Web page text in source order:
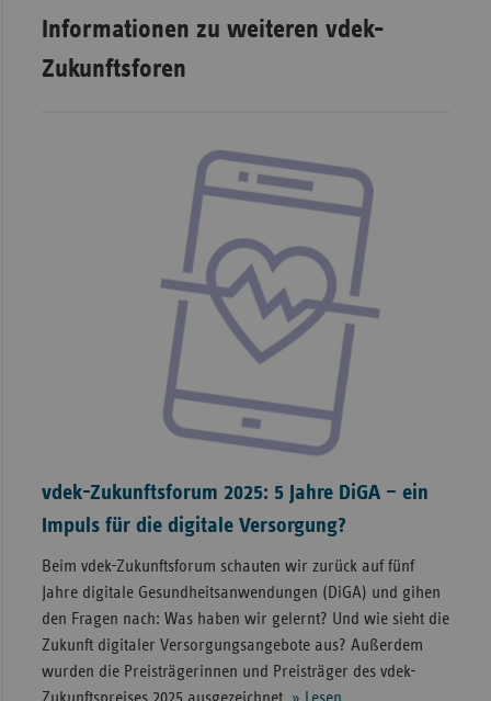
Informationen zu weiteren vdek-
Zukunftsforen
vdek-Zukunftsforum 2025: 5 Jahre DiGA – ein
Impuls für die digitale Versorgung?
Beim vdek-Zukunftsforum schauten wir zurück auf fünf
Jahre digitale Gesundheitsanwendungen (DiGA) und gihen
den Fragen nach: Was haben wir gelernt? Und wie sieht die
Zukunft digitaler Versorgungsangebote aus? Außerdem
wurden die Preisträgerinnen und Preisträger des vdek-